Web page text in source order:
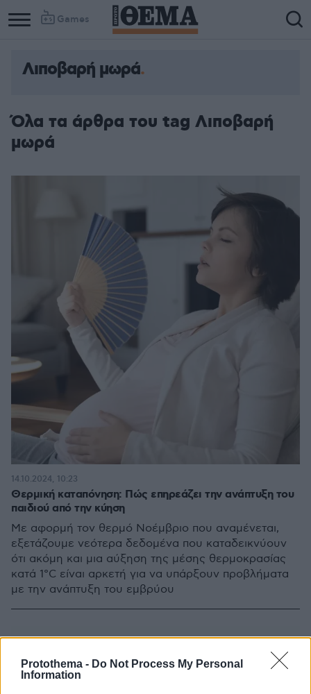
Protothema - Do Not Process My Personal
Information
Games
Column
Column
Λιποβαρή μωρά
Όλα τα άρθρα του tag Λιποβαρή
μωρά
Θερμική καταπόνηση: Πώς επηρεάζει την ανάπτυξη του
παιδιού από την κύηση
Με αφορμή τον θερμό Νοέμβριο που αναμένεται,
εξετάζουμε νεότερα δεδομένα που καταδεικνύουν
ότι ακόμη και μια αύξηση της μέσης θερμοκρασίας
κατά 1°C είναι αρκετή για να υπάρξουν προβλήματα
με την ανάπτυξη του εμβρύου
14.10.2024, 10:23